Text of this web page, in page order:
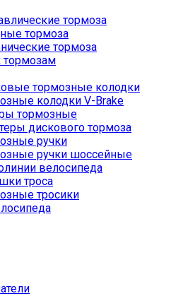
тормоза
тормоза
тормоза
тормозам
тормозные колодки
колодки V-Brake
тормозные
дискового тормоза
ручки
ручки шоссейные
велосипеда
троса
тросики